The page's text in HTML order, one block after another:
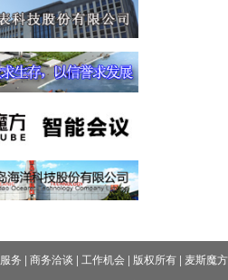
务 | 商务洽谈 | 工作机会| 版权所有| 麦斯魔方